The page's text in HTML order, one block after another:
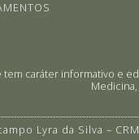
tem caráter informativo e
Lyra da Silva –